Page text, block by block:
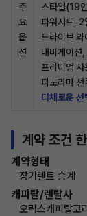
주
요
옵
션
스타일(19
파워시트, 2
드라이브
내비게이션
프리미엄
파노라마 선
다채로운 선
계약 조건
계약형태
장기렌트 승계
캐피탈/렌탈사
오릭스캐피탈코